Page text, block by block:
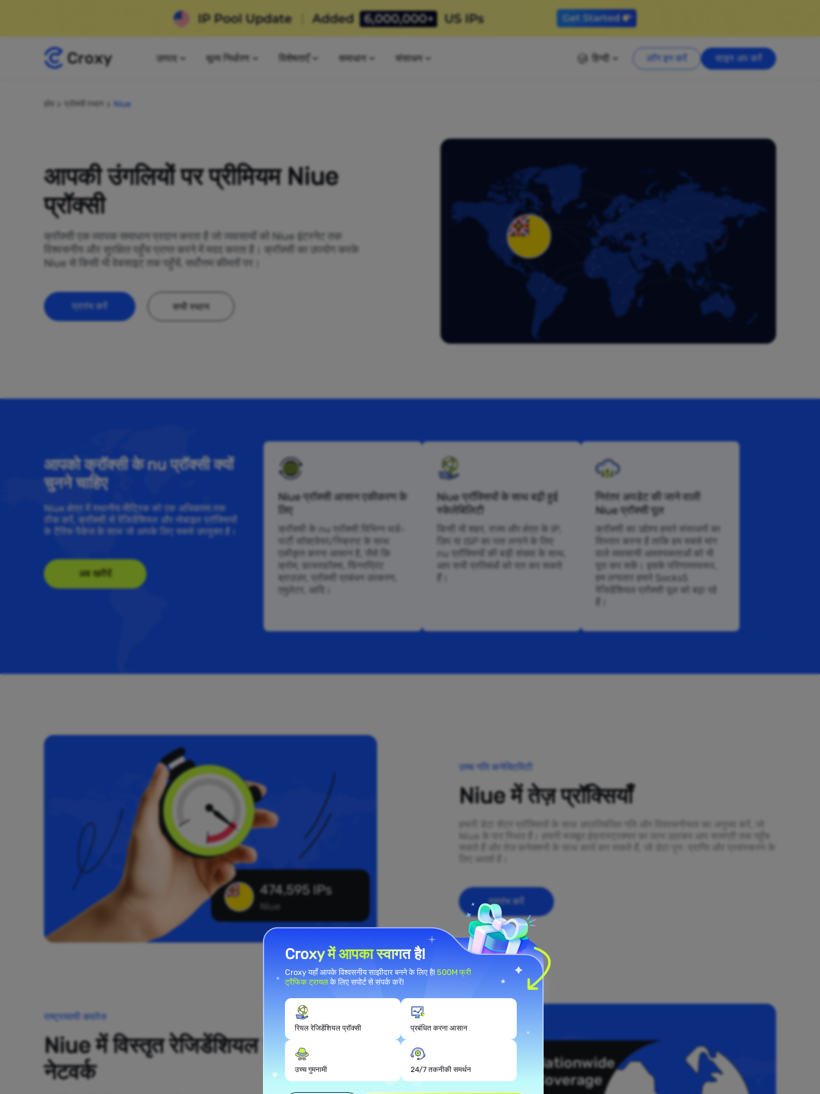
उत्पाद मूल्य निर्धारण विशेषताएँ समाधान संसाधन हिन्दी लॉग इन करें साइन अप करें
प्रॉक्सी स्थान Niue
आपकी उंगलियों पर प्रीमियम Niue
प्रॉक्सी
क्रॉक्सी एक व्यापक समाधान प्रदान करता है जो व्यवसायों को Niue इंटरनेट तक
विश्वसनीय और सुरक्षित पहुँच प्राप्त करने में मदद करता है। क्रॉक्सी का उपयोग करके
Niue से किसी भी वेबसाइट तक पहुँचें, सर्वोत्तम कीमतों पर।
प्रारंभ करें सभी स्थान
आपको क्रॉक्सी के nu प्रॉक्सी क्यों
चुनने चाहिए
Niue क्षेत्र में स्थानीय मीट्रिक को एक अधिकतम तक
ठीक करें, क्रॉक्सी से रेजिडेंशियल और मोबाइल प्रॉक्सियों
के टैरिफ पैकेज के साथ जो आपके लिए सबसे उपयुक्त है।
अब खरीदें
Niue प्रॉक्सी आसान एकीकरण के
लिए
क्रॉक्सी के nu प्रॉक्सी विभिन्न थर्ड-
पार्टी सॉफ़्टवेयर/स्क्रिप्ट के साथ
एकीकृत करना आसान है, जैसे कि
क्रोम, फ़ायरफ़ॉक्स, फिंगरप्रिंट
ब्राउज़र, प्रॉक्सी प्रबंधन उपकरण,
एमुलेटर, आदि।
Niue प्रॉक्सियों के साथ बढ़ी हुई
स्केलेबिलिटी
किसी भी शहर, राज्य और क्षेत्र के IP,
ज़िप या ISP का पता लगाने के लिए
nu प्रॉक्सियों की बड़ी संख्या के साथ,
आप सभी प्रतिबंधों को पार कर सकते
निरंतर अपडेट की जाने वाली
Niue प्रॉक्सी पूल
क्रॉक्सी का उद्देश्य हमारे संसाधनों का
विस्तार करना है ताकि हम सबसे मांग
वाले व्यवसायी आवश्यकताओं को भी
पूरा कर सकें। इसके परिणामस्वरूप,
हम लगातार हमारे Socks5
रेजिडेंशियल प्रॉक्सी पूल को बढ़ा रहे
474,595 IPs
Niue
उच्च गति कनेक्टिविटी
Niue में तेज़ प्रॉक्सियाँ
Niue के पार स्थित हैं। हमारी मजबूत इंफ्रास्ट्रक्चर का लाभ उठाकर आप सामग्री तक पहुँच
सकते हैं और तेज़ कनेक्शनों के साथ कार्य कर सकते हैं, जो डेटा पुनः प्राप्ति और प्रसंस्करण के
प्रारंभ करें
राष्ट्रव्यापी कवरेज
Niue में विस्तृत रेजिडेंशियल प्रॉक्सी
नेटवर्क
Croxy में आपका स्वागत है!
Croxy यहाँ आपके विश्वसनीय साझीदार बनने के लिए है! 500M फ्री
ट्रैफिक ट्रायलके लिए सपोर्ट से संपर्क करें!
रियल रेजिडेंशियल प्रॉक्सी प्रबंधित करना आसान
उच्च गुमनामी 24/7 तकनीकी समर्थन